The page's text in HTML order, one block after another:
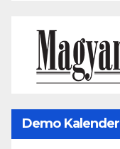
Demo Kalender